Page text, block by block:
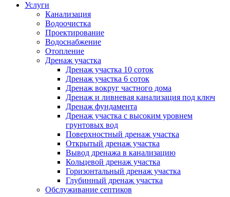
Услуги
Канализация
Водоочистка
Проектирование
Водоснабжение
Отопление
Дренаж участка
Дренаж участка 10 соток
Дренаж участка 6 соток
Дренаж вокруг частного дома
Дренаж и ливневая канализация под ключ
Дренаж фундамента
Дренаж участка с высоким уровнем
грунтовых вод
Поверхностный дренаж участка
Открытый дренаж участка
Вывод дренажа в канализацию
Кольцевой дренаж участка
Горизонтальный дренаж участка
Глубинный дренаж участка
Обслуживание септиков